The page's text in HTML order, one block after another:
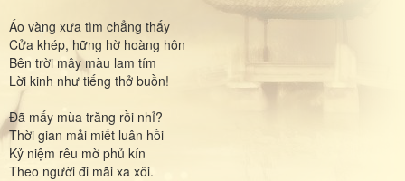
Áo vàng xưa tìm chẳng thấy
Cửa khép, hững hờ hoàng hôn
Bên trời mây màu lam tím
Lời kinh như tiếng thở buồn!
Đã mấy mùa trăng rồi nhỉ?
Thời gian mải miết luân hồi
Kỷ niệm rêu mờ phủ kín
Theo người đi mãi xa xôi.